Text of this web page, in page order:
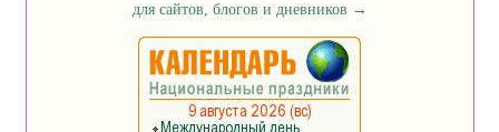
для сайтов, блогов и дневников →